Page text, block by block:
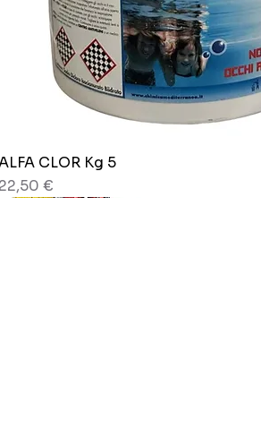
CLOR Kg 5
Prezzo
22,50 €